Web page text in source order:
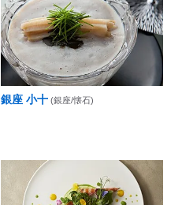
銀座 小十 (銀座/懐石)